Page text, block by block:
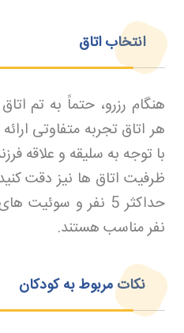
انتخاب اتاق
هنگام رزرو، حتماً به تم
هر اتاق تجربه متفاوتی
با توجه به سلیقه و علاقه
ظرفیت اتاق ها نیز دقت
نفر مناسب هستند.
نکات مربوط به کودکان